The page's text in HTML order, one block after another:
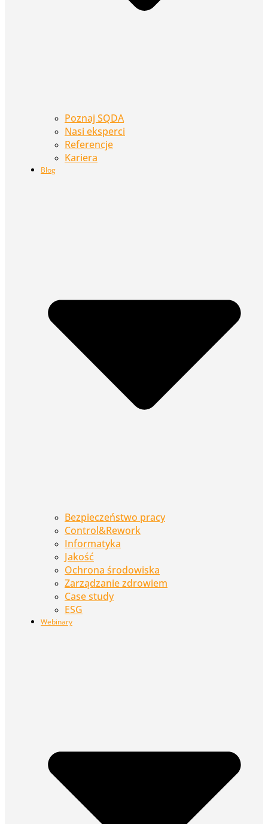
Poznaj SQDA
Nasi eksperci
Referencje
Kariera
Blog
Bezpieczeństwo pracy
Control&Rework
Informatyka
Jakość
Ochrona środowiska
Zarządzanie zdrowiem
Case study
ESG
Webinary